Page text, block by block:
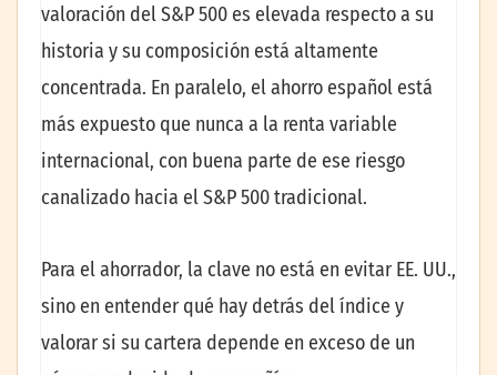
valoración del S&P 500 es elevada respecto a su
historia y su composición está altamente
concentrada. En paralelo, el ahorro español está
más expuesto que nunca a la renta variable
internacional, con buena parte de ese riesgo
canalizado hacia el S&P 500 tradicional.
Para el ahorrador, la clave no está en evitar EE. UU.,
sino en entender qué hay detrás del índice y
valorar si su cartera depende en exceso de un